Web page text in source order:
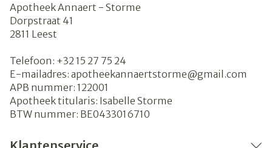
Apotheek Annaert - Storme
Dorpstraat 41
2811 Leest
Telefoon: +32 15 27 75 24
E-mailadres: apotheekannaertstorme@gmail.com
APB nummer: 122001
Apotheek titularis: Isabelle Storme
BTW nummer: BE0433016710